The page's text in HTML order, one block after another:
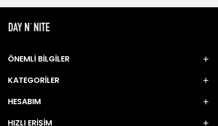
ÖNEMLİ BİLGİLER
KATEGORİLER
HESABIM
HIZLI ERİŞİM